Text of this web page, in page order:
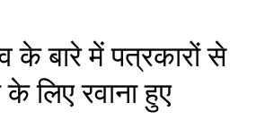
के बारे में पत्रकारों से
लिए रवाना हुए